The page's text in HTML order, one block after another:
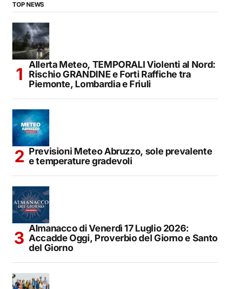
TOP NEWS
Allerta Meteo, TEMPORALI Violenti al Nord:
Rischio GRANDINE e Forti Raffiche tra
Piemonte, Lombardia e Friuli
Previsioni Meteo Abruzzo, sole prevalente
e temperature gradevoli
Almanacco di Venerdì 17 Luglio 2026:
Accadde Oggi, Proverbio del Giorno e Santo
del Giorno